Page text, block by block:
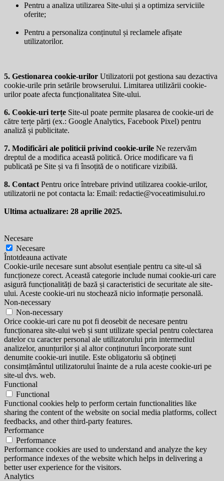
Pentru a analiza utilizarea Site-ului și a optimiza serviciile
oferite;
Pentru a personaliza conținutul și reclamele afișate
utilizatorilor.
5. Gestionarea cookie-urilor Utilizatorii pot gestiona sau dezactiva
cookie-urile prin setările browserului. Limitarea utilizării cookie-
urilor poate afecta funcționalitatea Site-ului.
6. Cookie-uri terțe Site-ul poate permite plasarea de cookie-uri de
către terțe părți (ex.: Google Analytics, Facebook Pixel) pentru
analiză și publicitate.
7. Modificări ale politicii privind cookie-urile Ne rezervăm
dreptul de a modifica această politică. Orice modificare va fi
publicată pe Site și va fi însoțită de o notificare vizibilă.
8. Contact Pentru orice întrebare privind utilizarea cookie-urilor,
utilizatorii ne pot contacta la: Email: redactie@voceatimisului.ro
Ultima actualizare: 28 aprilie 2025.
Necesare
Necesare
Întotdeauna activate
Cookie-urile necesare sunt absolut esențiale pentru ca site-ul să
funcționeze corect. Această categorie include numai cookie-uri care
asigură funcționalități de bază și caracteristici de securitate ale site-
ului. Aceste cookie-uri nu stochează nicio informație personală.
Non-necessary
Non-necessary
Orice cookie-uri care nu pot fi deosebit de necesare pentru
funcționarea site-ului web și sunt utilizate special pentru colectarea
datelor cu caracter personal ale utilizatorului prin intermediul
analizelor, anunțurilor și al altor conținuturi încorporate sunt
denumite cookie-uri inutile. Este obligatoriu să obțineți
consimțământul utilizatorului înainte de a rula aceste cookie-uri pe
site-ul dvs. web.
Functional
Functional
Functional cookies help to perform certain functionalities like
sharing the content of the website on social media platforms, collect
feedbacks, and other third-party features.
Performance
Performance
Performance cookies are used to understand and analyze the key
performance indexes of the website which helps in delivering a
better user experience for the visitors.
Analytics